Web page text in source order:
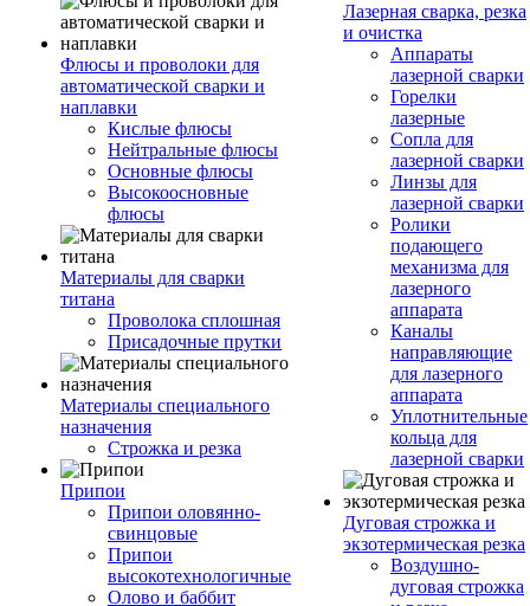
Флюсы и проволоки для
автоматической сварки и
наплавки
Кислые флюсы
Нейтральные флюсы
Основные флюсы
Высокоосновные
флюсы
Материалы для сварки
титана
Проволока сплошная
Присадочные прутки
Материалы специального
назначения
Строжка и резка
Припои
Припои оловянно-
свинцовые
Припои
высокотехнологичные
Олово и баббит
Лазерная сварка, резка
и очистка
Аппараты
лазерной сварки
Горелки
лазерные
Сопла для
лазерной сварки
Линзы для
лазерной сварки
Ролики
подающего
механизма для
лазерного
аппарата
Каналы
направляющие
для лазерного
аппарата
Уплотнительные
кольца для
лазерной сварки
Дуговая строжка и
экзотермическая резка
Воздушно-
дуговая строжка